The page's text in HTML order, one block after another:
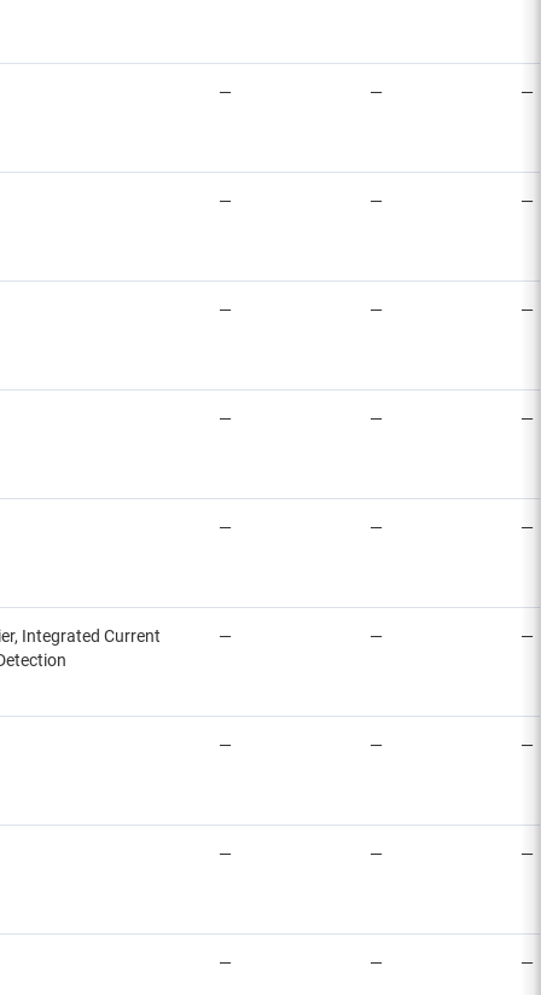
— — —
— — —
— — —
— — —
— — —
Integrated Current
— — —
— — —
— — —
— — —